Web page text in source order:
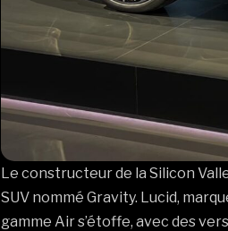
Le constructeur de la Silicon
SUV nommé Gravity. Lucid,
gamme Air s’étoffe, avec des